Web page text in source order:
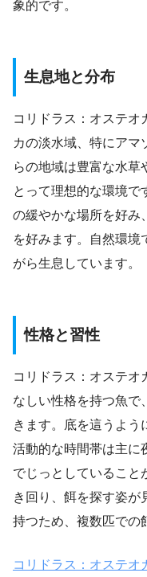
象的です。
生息地と分布
コリドラス：オステオ
カの淡水域、特にアマ
らの地域は豊富な水草
とって理想的な環境で
の緩やかな場所を好み
を好みます。自然環境
がら生息しています。
性格と習性
コリドラス：オステオ
なしい性格を持つ魚で
きます。底を這うよう
活動的な時間帯は主に
でじっとしていること
き回り、餌を探す姿が
持つため、複数匹での
コリドラス：オステオ